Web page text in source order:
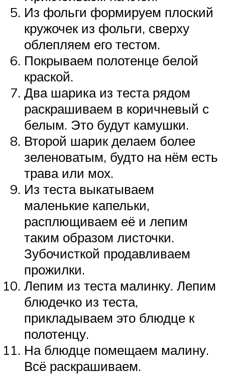
Из фольги формируем плоский
кружочек из фольги, сверху
облепляем его тестом.
Покрываем полотенце белой
краской.
Два шарика из теста рядом
раскрашиваем в коричневый с
белым. Это будут камушки.
Второй шарик делаем более
зеленоватым, будто на нём есть
трава или мох.
Из теста выкатываем
маленькие капельки,
расплющиваем её и лепим
таким образом листочки.
Зубочисткой продавливаем
прожилки.
Лепим из теста малинку. Лепим
блюдечко из теста,
прикладываем это блюдце к
полотенцу.
На блюдце помещаем малину.
Всё раскрашиваем.